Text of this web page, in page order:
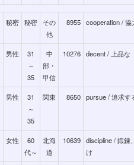
秘密 秘密
その
他
8955 cooperation / 協
男性
31
～
35
中
部・
甲信
10276 decent / 上品な
男性
31
～
35
関東 8650 pursue / 追求す
女性
60
代～
北海
道
10639 discipline / 鍛錬
け